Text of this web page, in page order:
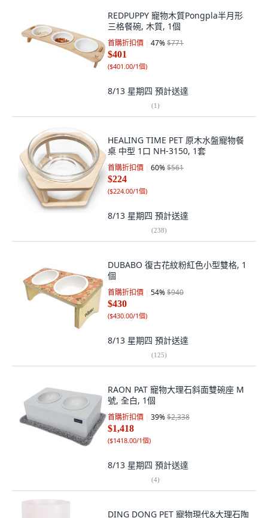
REDPUPPY 寵物木質Pongpla半月形
三格餐碗, 木質, 1個
首購折扣價 47%$771
$401
($401.00/1個)
8/13 星期四 預計送達
(1)
HEALING TIME PET 原木水盤寵物餐
桌 中型 1口 NH-3150, 1套
首購折扣價 60%$561
$224
($224.00/1個)
8/13 星期四 預計送達
(238)
DUBABO 復古花紋粉紅色小型雙格, 1
個
首購折扣價 54%$940
$430
($430.00/1個)
8/13 星期四 預計送達
(125)
RAON PAT 寵物大理石斜面雙碗座 M
號, 全白, 1個
首購折扣價 39%$2,338
$1,418
($1418.00/1個)
8/13 星期四 預計送達
(4)
DING DONG PET 寵物現代&大理石陶